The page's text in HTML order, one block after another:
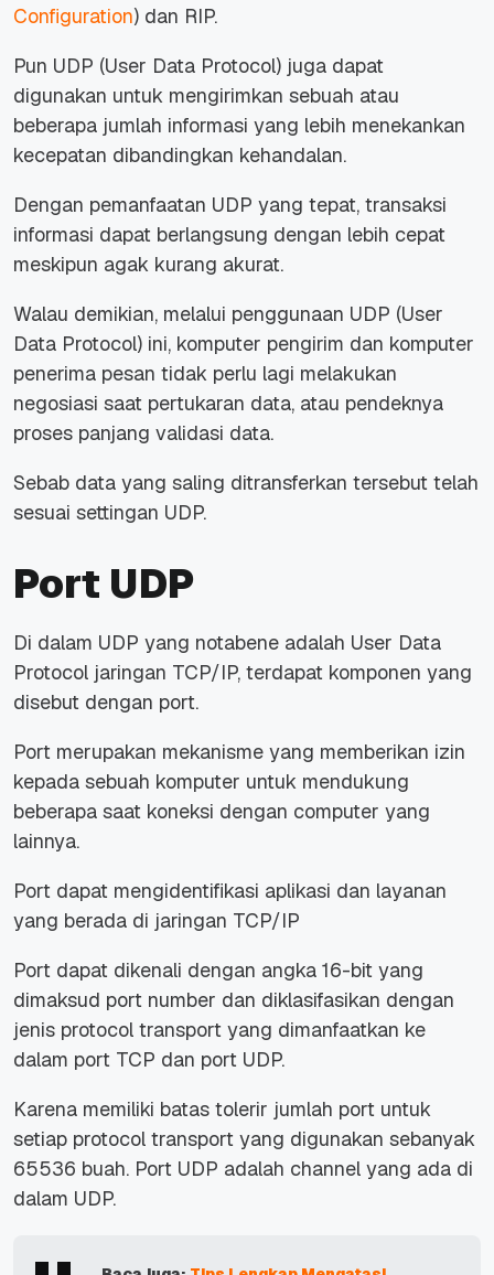
Configuration) dan RIP.
Pun UDP (User Data Protocol) juga dapat
digunakan untuk mengirimkan sebuah atau
beberapa jumlah informasi yang lebih menekankan
kecepatan dibandingkan kehandalan.
Dengan pemanfaatan UDP yang tepat, transaksi
informasi dapat berlangsung dengan lebih cepat
meskipun agak kurang akurat.
Walau demikian, melalui penggunaan UDP (User
Data Protocol) ini, komputer pengirim dan komputer
penerima pesan tidak perlu lagi melakukan
negosiasi saat pertukaran data, atau pendeknya
proses panjang validasi data.
Sebab data yang saling ditransferkan tersebut telah
sesuai settingan UDP.
Port UDP
Di dalam UDP yang notabene adalah User Data
Protocol jaringan TCP/IP, terdapat komponen yang
disebut dengan port.
Port merupakan mekanisme yang memberikan izin
kepada sebuah komputer untuk mendukung
beberapa saat koneksi dengan computer yang
lainnya.
Port dapat mengidentifikasi aplikasi dan layanan
yang berada di jaringan TCP/IP
Port dapat dikenali dengan angka 16-bit yang
dimaksud port number dan diklasifasikan dengan
jenis protocol transport yang dimanfaatkan ke
dalam port TCP dan port UDP.
Karena memiliki batas tolerir jumlah port untuk
setiap protocol transport yang digunakan sebanyak
65536 buah. Port UDP adalah channel yang ada di
dalam UDP.